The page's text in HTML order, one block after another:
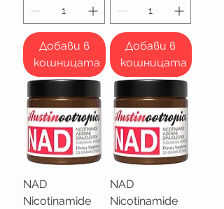
Добави в
кошницата
Добави в
кошницата
NAD
Nicotinamide
NAD
Nicotinamide